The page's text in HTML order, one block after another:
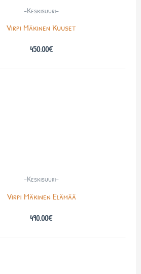
-Keskisuuri-
Virpi Mäkinen Kuuset
450.00€
-Keskisuuri-
Virpi Mäkinen Elämää
490.00€